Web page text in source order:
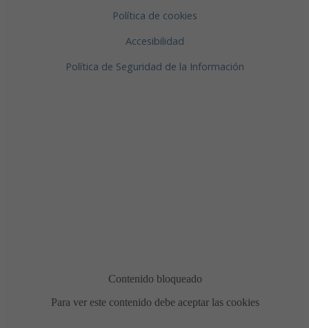
Política de cookies
Accesibilidad
Política de Seguridad de la Información